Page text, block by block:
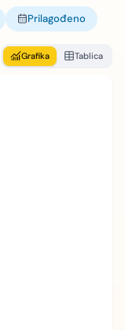
Prilagođeno
Grafika Tablica